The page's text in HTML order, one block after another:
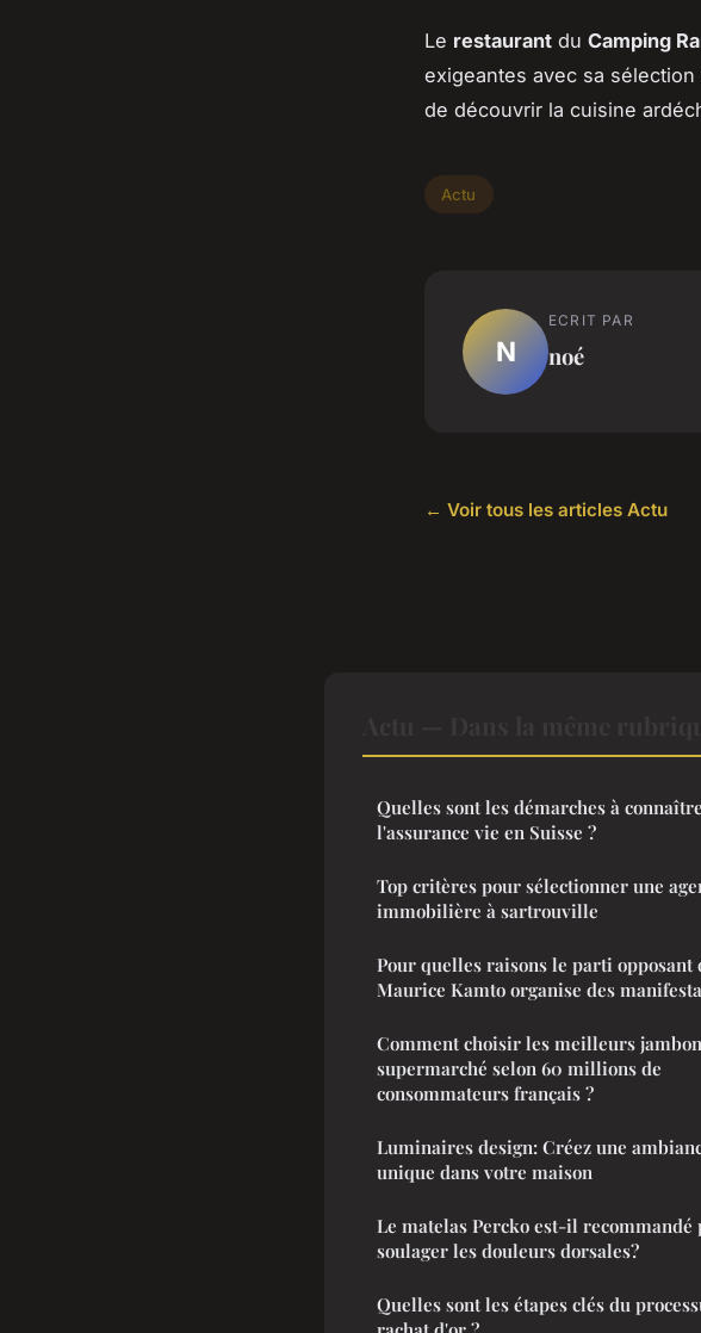
Le restaurant du Camping
exigeantes avec sa
de découvrir la cuisine
Actu
N
ECRIT PAR
noé
← Voir tous les articles Actu
Quelles sont les démarches à
l'assurance vie en Suisse ?
Top critères pour sélectionner une
immobilière à sartrouville
Pour quelles raisons le parti opposant
Maurice Kamto organise des
Comment choisir les meilleurs
supermarché selon 60 millions de
consommateurs français ?
Luminaires design: Créez une
unique dans votre maison
Le matelas Percko est-il recommandé
soulager les douleurs dorsales?
Quelles sont les étapes clés du